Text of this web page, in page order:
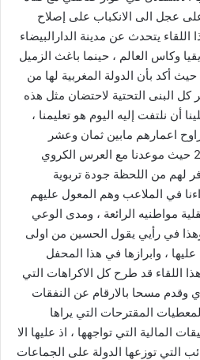
عجل الى الانكباب على إصلاح
اللقاء يتحدث عن مدينة الدارالبيضاء
وكاس العالم ، حينما باغث الزميل
أكد بأن الدولة المغربية لها من
كل البنى التحتية لاحتضان مثل هذه
أن نلتفت إليه اليوم هو تعليمنا ،
اعمارهم مابين ثمان وعشر
سنوات ، هم شباب سنة 2030 حيث موعدنا مع العرس الكروي
لهم من اللحظة جودة تربوية
في الملاعب وهم المعول عليهم
مواطنيه الرائعة ، ومدى الوعي
وهذا في رأيي يقول الحسين من اولى
، وابرازها في هذا المحفل
اللقاء قد طرح كل الاكراهات التي
وقدم مسحا بالارقام عن النفقات
المقترحات التي يراها
المالية التي تواجهها ، اذ عليها الا
التي توزعها الدولة على الجماعات